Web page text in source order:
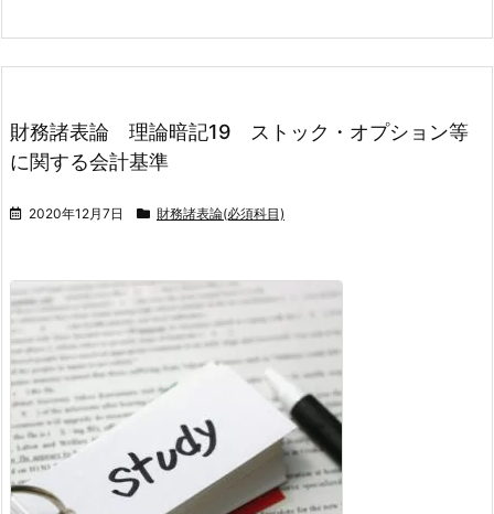
財務諸表論 理論暗記19 ストック・オプション等
に関する会計基準
2020年12月7日 財務諸表論(必須科目)